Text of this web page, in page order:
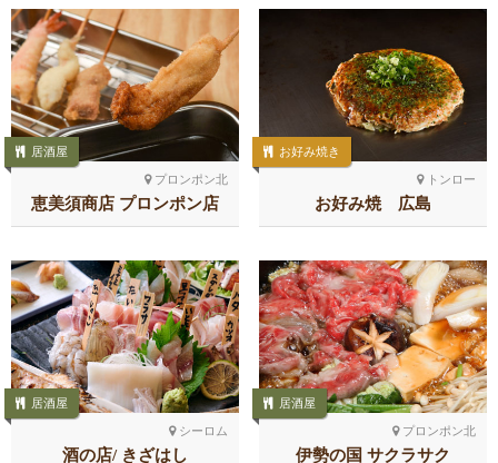
プロンポン北
居酒屋
恵美須商店 プロンポン店
トンロー
お好み焼き
お好み焼 広島
シーロム
居酒屋
酒の店/ きざはし
プロンポン北
居酒屋
伊勢の国 サクラサク